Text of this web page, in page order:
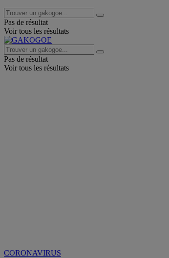
Pas de résultat
Voir tous les résultats
Pas de résultat
Voir tous les résultats
CORONAVIRUS